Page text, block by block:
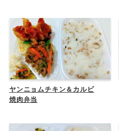
ヤンニョムチキン＆カルビ
焼肉弁当